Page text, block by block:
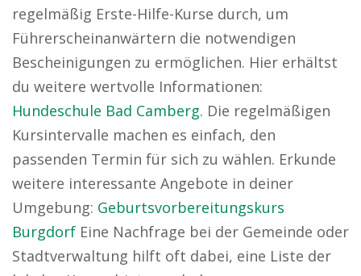
regelmäßig Erste-Hilfe-Kurse durch, um
Führerscheinanwärtern die notwendigen
Bescheinigungen zu ermöglichen. Hier erhältst
du weitere wertvolle Informationen:
Hundeschule Bad Camberg. Die regelmäßigen
Kursintervalle machen es einfach, den
passenden Termin für sich zu wählen. Erkunde
weitere interessante Angebote in deiner
Umgebung: Geburtsvorbereitungskurs
Burgdorf Eine Nachfrage bei der Gemeinde oder
Stadtverwaltung hilft oft dabei, eine Liste der